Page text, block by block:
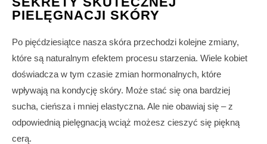
PIELĘGNACJI SKÓRY
Po pięćdziesiątce nasza skóra przechodzi kolejne zmiany,
które są naturalnym efektem procesu starzenia. Wiele kobiet
doświadcza w tym czasie zmian hormonalnych, które
wpływają na kondycję skóry. Może stać się ona bardziej
sucha, cieńsza i mniej elastyczna. Ale nie obawiaj się – z
odpowiednią pielęgnacją wciąż możesz cieszyć się piękną
cerą.